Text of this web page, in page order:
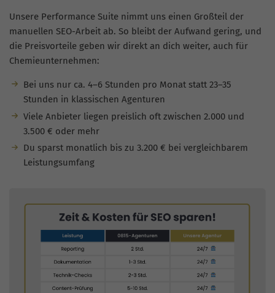
Unsere Performance Suite nimmt uns einen Großteil der
manuellen SEO-Arbeit ab. So bleibt der Aufwand gering, und
die Preisvorteile geben wir direkt an dich weiter, auch für
Chemieunternehmen:
Bei uns nur ca. 4–6 Stunden pro Monat statt 23–35
Stunden in klassischen Agenturen
Viele Anbieter liegen preislich oft zwischen 2.000 und
3.500 € oder mehr
Du sparst monatlich bis zu 3.200 € bei vergleichbarem
Leistungsumfang